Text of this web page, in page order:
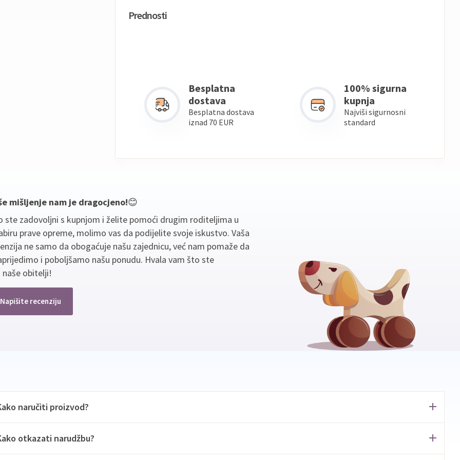
Prednosti
Besplatna
dostava
Besplatna dostava
iznad 70 EUR
100% sigurna
kupnja
Najviši sigurnosni
standard
mišljenje nam je dragocjeno!😊
ste zadovoljni s kupnjom i želite pomoći drugim roditeljima u
prave opreme, molimo vas da podijelite svoje iskustvo. Vaša
ne samo da obogaćuje našu zajednicu, već nam pomaže da
i poboljšamo našu ponudu. Hvala vam što ste
naše obitelji!
Napišite recenziju
naručiti proizvod?
otkazati narudžbu?